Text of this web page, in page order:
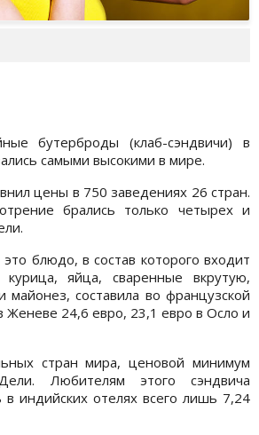
бутерброды (клаб-сэндвичи) в
самыми высокими в мире.
цены в 750 заведениях 26 стран.
брались только четырех и
блюдо, в состав которого входит
курица, яйца, сваренные вкрутую,
майонез, составила во французской
Женеве 24,6 евро, 23,1 евро в Осло и
стран мира, ценовой минимум
Любителям этого сэндвича
в индийских отелях всего лишь 7,24